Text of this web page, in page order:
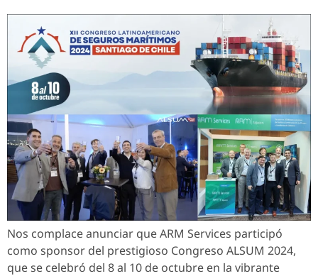
Nos complace anunciar que ARM Services participó
como sponsor del prestigioso Congreso ALSUM 2024,
que se celebró del 8 al 10 de octubre en la vibrante